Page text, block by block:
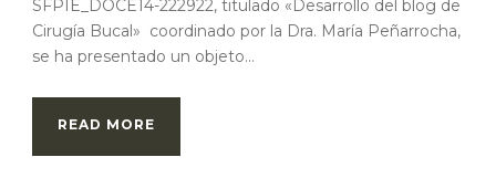
SFPIE_DOCE14-222922, titulado «Desarrollo del blog de
Cirugía Bucal» coordinado por la Dra. María Peñarrocha,
se ha presentado un objeto...
READ MORE